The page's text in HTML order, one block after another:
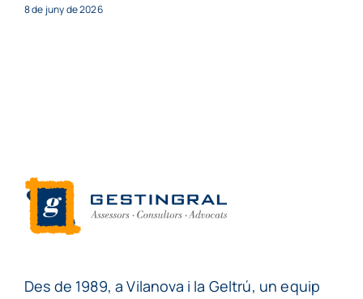
8 de juny de 2026
Des de 1989, a Vilanova i la Geltrú, un equip